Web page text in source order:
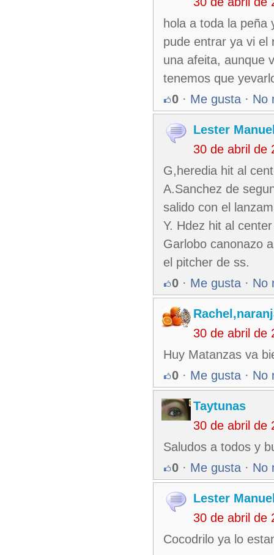
hola a toda la peña
pude entrar ya vi el
una afeita, aunque
tenemos que
0 · Me gusta · No
Lester
30 de abril de
G,heredia hit al
A.Sanchez de
salido con el
Y. Hdez hit al
Garlobo canonazo
el pitcher de ss.
0 · Me gusta · No
30 de abril de
Huy Matanzas va
0 · Me gusta · No
Taytunas
30 de abril de
Saludos a todos y
0 · Me gusta · No
Lester
30 de abril de
Cocodrilo ya lo